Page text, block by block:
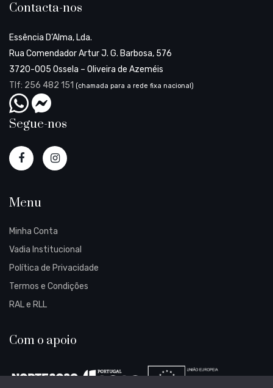
Contacta-nos
Essência D’Alma, Lda.
Rua Comendador Artur J. G. Barbosa, 576
3720-005 Ossela – Oliveira de Azeméis
Tlf: 256 482 151 (chamada para a rede fixa nacional)
Segue-nos
Menu
Minha Conta
Vadia Institucional
Política de Privacidade
Termos e Condições
RAL e RLL
Com o apoio